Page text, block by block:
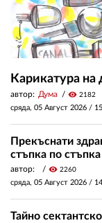
Карикатура на
автор: Дума visibility 2182
сряда, 05 Август 2026 /
Прекъснати
стъпка по стъпка
автор: visibility 2260
сряда, 05 Август 2026 /
Тайно